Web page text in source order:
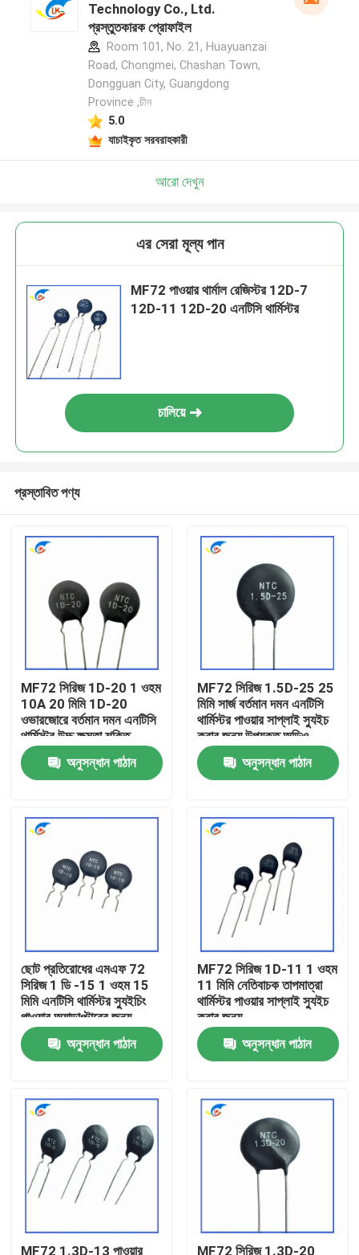
পণ্য
ভিডিও
কারখানা পরিদর্শন
গুণমান নিয়ন্ত্রণ
খবর
মামলা
পিটিসি থার্মিস্টর
Technology Co., Ltd.
প্রস্তুতকারক প্রোফাইল
Room 101, No. 21, Huayuanzai
Road, Chongmei, Chashan Town,
Dongguan City, Guangdong
Province ,চীন
5.0
যাচাইকৃত সরবরাহকারী
আরো দেখুন
এর সেরা মূল্য পান
MF72 পাওয়ার থার্মাল রেজিস্টর 12D-7
12D-11 12D-20 এনটিসি থার্মিস্টর
চালিয়ে
প্রস্তাবিত পণ্য
MF72 সিরিজ 1D-20 1 ওহম
10A 20 মিমি 1D-20
ওভারজোরে বর্তমান দমন এনটিসি
থার্মিস্টর উচ্চ ক্ষমতা শক্তি
সরবরাহের জন্য উপযুক্ত
অনুসন্ধান পাঠান
MF72 সিরিজ 1.5D-25 25
মিমি সার্জ বর্তমান দমন এনটিসি
থার্মিস্টর পাওয়ার সাপ্লাই স্যুইচ
করার জন্য উপযুক্ত অডিও
এম্প্লিফায়ার
অনুসন্ধান পাঠান
ছোট প্রতিরোধের এমএফ 72
সিরিজ 1 ডি -15 1 ওহম 15
মিমি এনটিসি থার্মিস্টর স্যুইচিং
পাওয়ার অ্যাডাপ্টারের জন্য
উপযুক্ত
অনুসন্ধান পাঠান
MF72 সিরিজ 1D-11 1 ওহম
11 মিমি নেতিবাচক তাপমাত্রা
থার্মিস্টর পাওয়ার সাপ্লাই স্যুইচ
করার জন্য
অনুসন্ধান পাঠান
MF72 1.3D-13 পাওয়ার MF72 সিরিজ 1.3D-20